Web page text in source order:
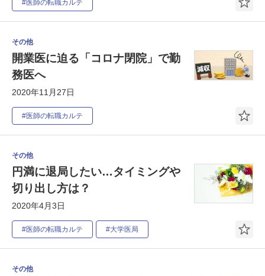
#医師の転職カルテ
その他
開業医に迫る「コロナ閉院」で勤
務医へ
2020年11月27日
#医師の転職カルテ
その他
円満に退局したい…タイミングや
切り出し方は？
2020年4月3日
#医師の転職カルテ #大学医局
その他